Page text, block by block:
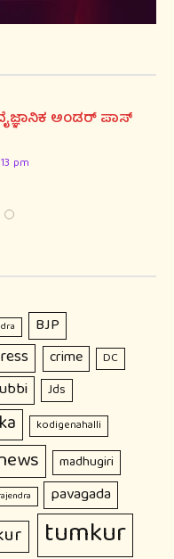
ಅಂಡರ್ ಪಾಸ್
pm
BJP
crime DC
Jds
kodigenahalli
madhugiri
pavagada
tumkur